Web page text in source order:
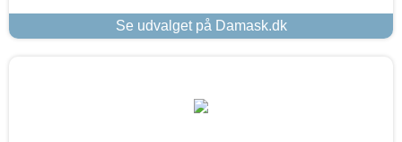
Se udvalget på Damask.dk